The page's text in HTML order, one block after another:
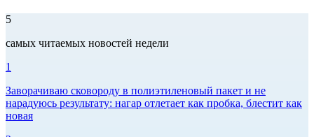
5
самых читаемых новостей недели
1
Заворачиваю сковороду в полиэтиленовый пакет и не
нарадуюсь результату: нагар отлетает как пробка, блестит как
новая